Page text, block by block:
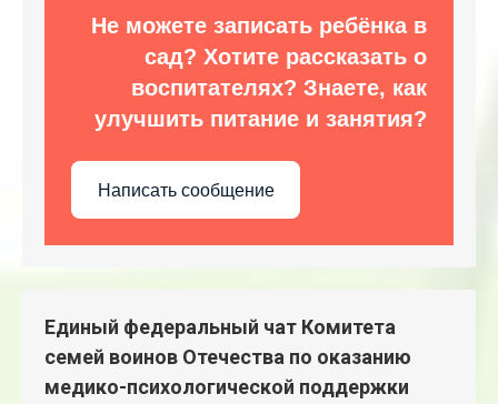
Не можете записать ребёнка в
сад? Хотите рассказать о
воспитателях? Знаете, как
улучшить питание и занятия?
Написать сообщение
Единый федеральный чат Комитета
семей воинов Отечества по оказанию
медико-психологической поддержки